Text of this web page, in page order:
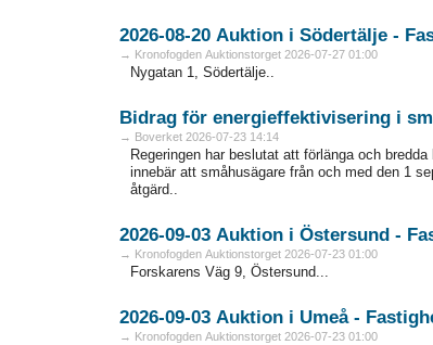
2026-08-
→ Kronofogden Auktionstorget 2026-07-27 01:00
Nygatan 1, Södertälje..
Bidrag för energieffektivisering i
→ Boverket 2026-07-23 14:14
Regeringen har beslutat att förlänga och
innebär att småhusägare från och med den 1
åtgärd..
2026-09-
→ Kronofogden Auktionstorget 2026-07-23 01:00
Forskarens Väg 9, Östersund...
2026-09-03 Auktion i Umeå -
→ Kronofogden Auktionstorget 2026-07-23 01:00